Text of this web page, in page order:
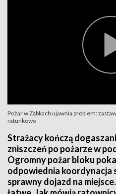
Pożar w Ząbkach ujawnia problem:
ratunkowe
Strażacy kończą
zniszczeń po pożarze w
Ogromny pożar bloku
odpowiednia koordynacja
sprawny dojazd na